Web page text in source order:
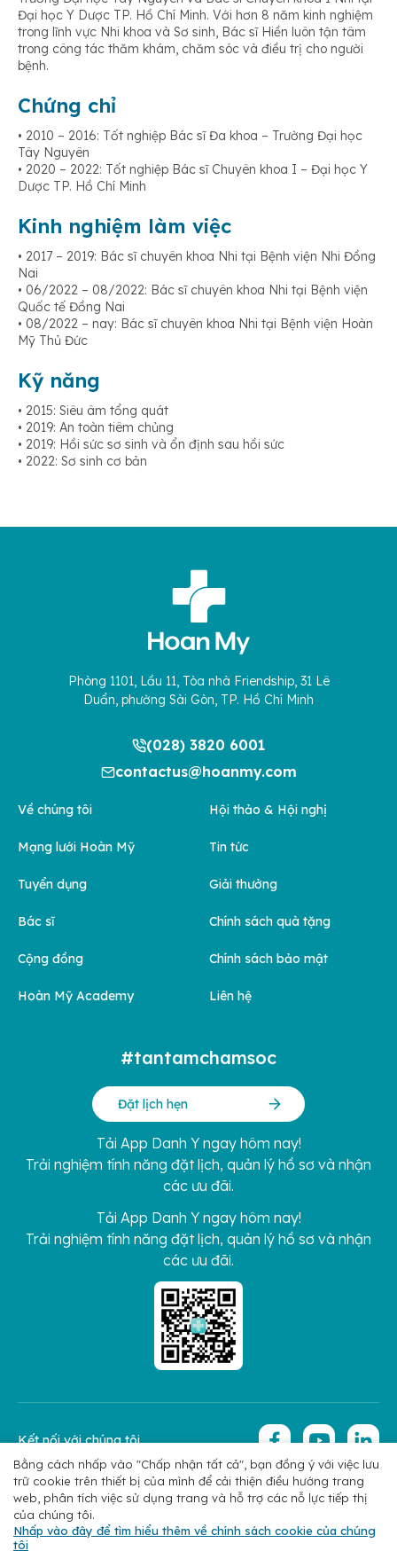
Đại học Y Dược TP. Hồ Chí Minh. Với hơn 8 năm kinh nghiệm
trong lĩnh vực Nhi khoa và Sơ sinh, Bác sĩ Hiền luôn tận tâm
trong công tác thăm khám, chăm sóc và điều trị cho người
bệnh.
Chứng chỉ
• 2010 – 2016: Tốt nghiệp Bác sĩ Đa khoa – Trường Đại học
Tây Nguyên
• 2020 – 2022: Tốt nghiệp Bác sĩ Chuyên khoa I – Đại học Y
Dược TP. Hồ Chí Minh
Kinh nghiệm làm việc
• 2017 – 2019: Bác sĩ chuyên khoa Nhi tại Bệnh viện Nhi Đồng
Nai
• 06/2022 – 08/2022: Bác sĩ chuyên khoa Nhi tại Bệnh viện
Quốc tế Đồng Nai
• 08/2022 – nay: Bác sĩ chuyên khoa Nhi tại Bệnh viện Hoàn
Mỹ Thủ Đức
Kỹ năng
• 2015: Siêu âm tổng quát
• 2019: An toàn tiêm chủng
• 2019: Hồi sức sơ sinh và ổn định sau hồi sức
• 2022: Sơ sinh cơ bản
Phòng 1101, Lầu 11, Tòa nhà Friendship, 31 Lê
Duẩn, phường Sài Gòn, TP. Hồ Chí Minh
(028) 3820 6001
contactus@hoanmy.com
Về chúng tôi
Mạng lưới Hoàn Mỹ
Tuyển dụng
Bác sĩ
Cộng đồng
Hoàn Mỹ Academy
Hội thảo & Hội nghị
Tin tức
Giải thưởng
Chính sách quà tặng
Chính sách bảo mật
Liên hệ
#tantamchamsoc
Đặt lịch hẹn
Tải App Danh Y ngay hôm nay!
Trải nghiệm tính năng đặt lịch, quản lý hồ sơ và nhận
các ưu đãi.
Tải App Danh Y ngay hôm nay!
Trải nghiệm tính năng đặt lịch, quản lý hồ sơ và nhận
các ưu đãi.
Chính sách bảo mật Copyright 2026 © Hoan My Corporation
Kết nối với chúng tôi
Bằng cách nhấp vào "Chấp nhận tất cả", bạn đồng ý với việc lưu
trữ cookie trên thiết bị của mình để cải thiện điều hướng trang
web, phân tích việc sử dụng trang và hỗ trợ các nỗ lực tiếp thị
của chúng tôi.
Nhấp vào đây để tìm hiểu thêm về chính sách cookie của chúng
tôi